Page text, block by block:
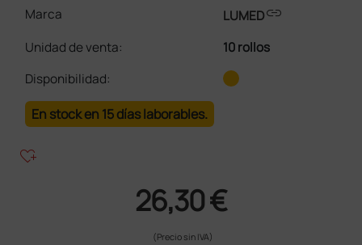
Marca
LUMEDlink
Unidad de venta:
10 rollos
Disponibilidad:
En stock en 15 días laborables.
heart_plus
26,30 €
(Precio sin IVA)